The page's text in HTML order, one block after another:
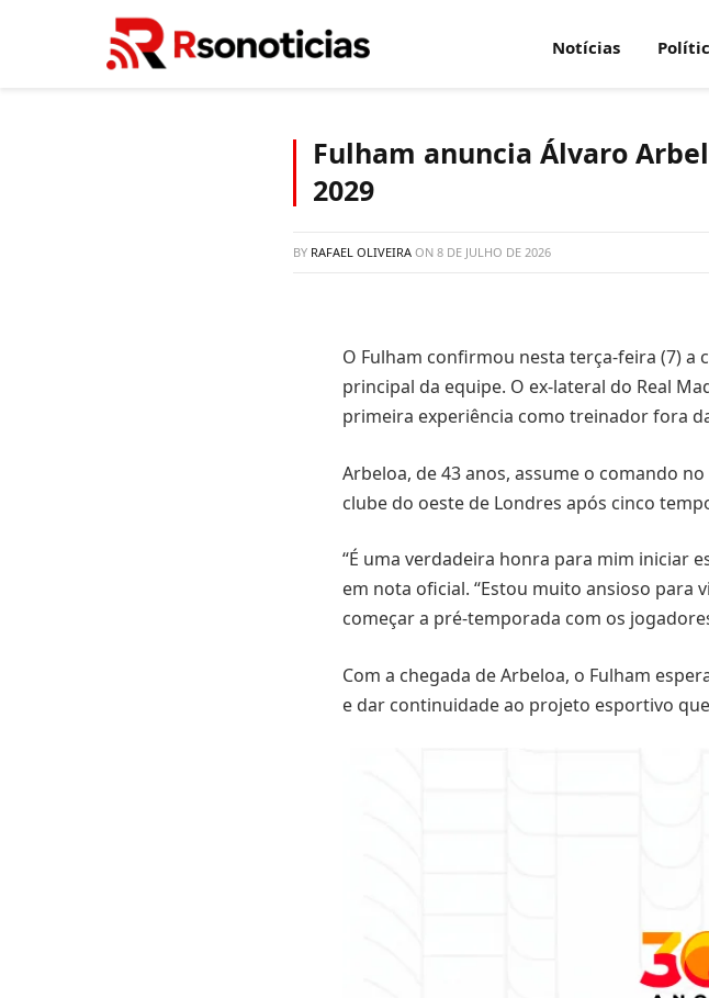
Notícias
Fulham anuncia Álvaro
2029
BY RAFAEL OLIVEIRA ON 8 DE JULHO DE 2026
O Fulham confirmou nesta terça-feira (7) a
principal da equipe. O ex-lateral do Real
primeira experiência como treinador fora
Arbeloa, de 43 anos, assume o comando
clube do oeste de Londres após cinco
“É uma verdadeira honra para mim iniciar
em nota oficial. “Estou muito ansioso para
começar a pré-temporada com os
Com a chegada de Arbeloa, o Fulham
e dar continuidade ao projeto esportivo